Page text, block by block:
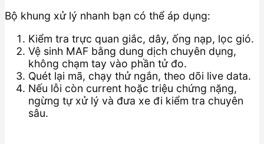
Bộ khung xử lý nhanh bạn có thể áp dụng:
Kiểm tra trực quan giắc, dây, ống nạp, lọc gió.
Vệ sinh MAF bằng dung dịch chuyên dụng,
không chạm tay vào phần tử đo.
Quét lại mã, chạy thử ngắn, theo dõi live data.
Nếu lỗi còn current hoặc triệu chứng nặng,
ngừng tự xử lý và đưa xe đi kiểm tra chuyên
sâu.